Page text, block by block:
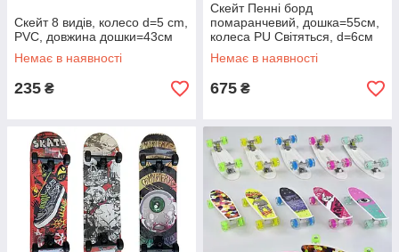
Скейт 8 видів, колесо d=5 cm,
PVC, довжина дошки=43см
Немає в наявності
235 ₴
Скейт Пенні борд
помаранчевий, дошка=55см,
колеса PU Світяться, d=6см
Немає в наявності
675 ₴